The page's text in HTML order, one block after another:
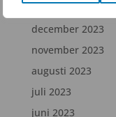
februari 2024
december 2023
november 2023
augusti 2023
juli 2023
juni 2023